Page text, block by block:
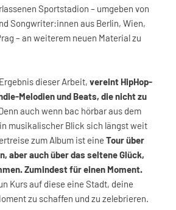
Sportstadion – umgeben von
Songwriter:innen aus Berlin, Wien,
– an weiterem neuen Material zu
dieser Arbeit, vereint HipHop-
Melodien und Beats, die nicht zu
auch wenn bac hörbar aus dem
musikalischer Blick sich längst weit
zum Album ist eine Tour über
aber auch über das seltene Glück,
Zumindest für einen Moment.
Kurs auf diese eine Stadt, deine
zu schaffen und zu zelebrieren.